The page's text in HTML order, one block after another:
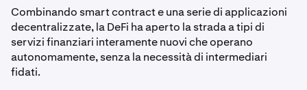
Combinando smart contract e una serie di applicazioni
decentralizzate, la DeFi ha aperto la strada a tipi di
servizi finanziari interamente nuovi che operano
autonomamente, senza la necessità di intermediari
fidati.